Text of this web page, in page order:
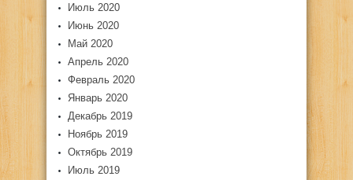
Июль 2020
Июнь 2020
Май 2020
Апрель 2020
Февраль 2020
Январь 2020
Декабрь 2019
Ноябрь 2019
Октябрь 2019
Июль 2019